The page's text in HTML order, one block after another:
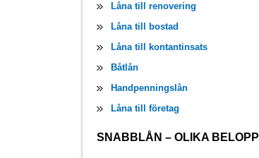
Låna till renovering
Låna till bostad
Låna till kontantinsats
Båtlån
Handpenningslån
Låna till företag
SNABBLÅN – OLIKA BELOPP